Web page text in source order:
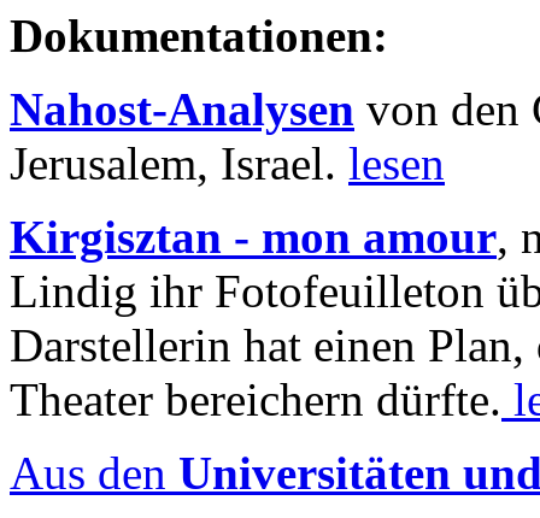
Dokumentationen:
Nahost-Analysen von den
Jerusalem, Israel. lesen
Kirgisztan - mon amour,
Lindig ihr Fotofeuilleton
Darstellerin hat einen Plan,
Theater bereichern dürfte.
Aus den Universitäten